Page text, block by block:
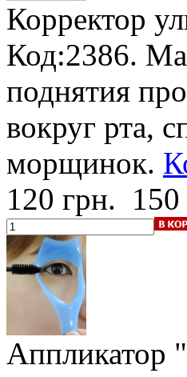
Корректор
Код:2386.
поднятия
вокруг рта,
морщинок.
120 грн. 150
Аппликатор